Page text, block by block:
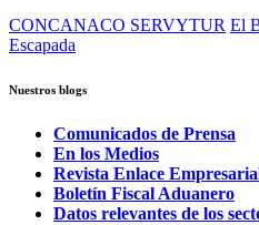
CONCANACO SERVYTUR El
Escapada
Nuestros blogs
Comunicados de Prensa
En los Medios
Revista Enlace
Boletín Fiscal Aduanero
Datos relevantes de los